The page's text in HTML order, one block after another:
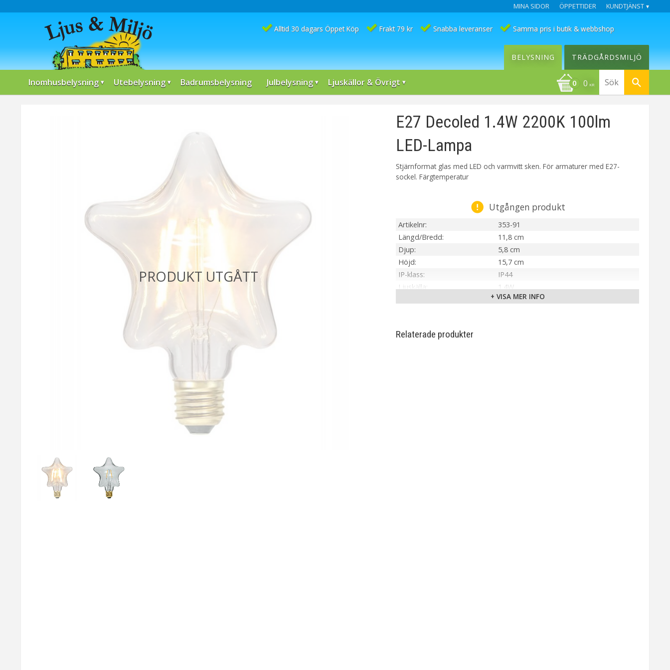
MINA SIDOR ÖPPETTIDER KUNDTJÄNST
Alltid 30 dagars Öppet Köp Frakt 79 kr Snabba leveranser Samma pris i butik & webbshop
Inomhusbelysning Utebelysning Badrumsbelysning Julbelysning Ljuskällor & Övrigt 0 KR
BELYSNING TRÄDGÅRDSMILJÖ
E27 Decoled 1.4W 2200K 100lm
LED-Lampa
Stjärnformat glas med LED och varmvitt sken. För armaturer med E27-
sockel. Färgtemperatur
Utgången produkt
Artikelnr
353-91
Längd/Bredd
11,8 cm
Djup
5,8 cm
Höjd
15,7 cm
IP-klass
IP44
Ljuskälla
1.4W
E27
Livslängd
+ VISA MER INFO
Relaterade produkter